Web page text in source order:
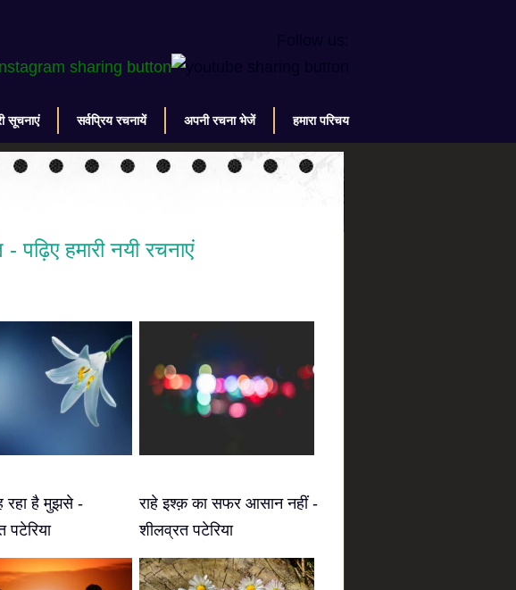
सूचनाएं सर्वप्रिय रचनायें अपनी रचना भेजें हमारा परिचय
- पढ़िए हमारी नयी रचनाएं
रहा है मुझसे -
पटेरिया
राहे इश्क़ का सफर आसान नहीं -
शीलव्रत पटेरिया